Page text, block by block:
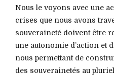
Nous le voyons avec une
crises que nous avons
souveraineté doivent être
une autonomie d’action et
nous permettant de
des souverainetés au